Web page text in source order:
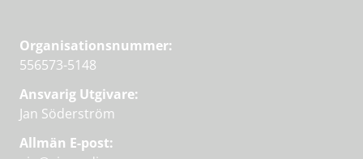
Organisationsnummer:
556573-5148
Ansvarig Utgivare:
Jan Söderström
Allmän E-post: